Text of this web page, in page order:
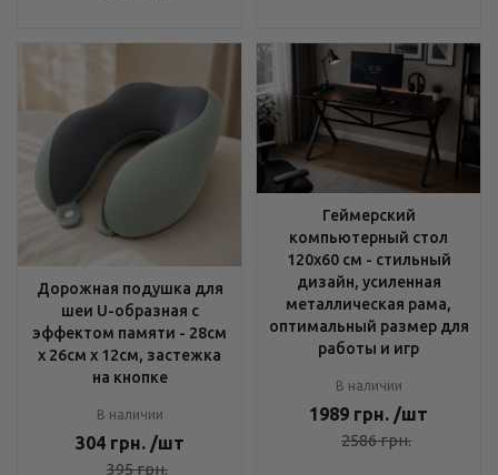
Дорожная подушка для
шеи U-образная с
эффектом памяти - 28см
х 26см х 12см, застежка
на кнопке
В наличии
304 грн. /шт
395грн.
Геймерский
компьютерный стол
120х60 см - стильный
дизайн, усиленная
металлическая рама,
оптимальный размер для
работы и игр
В наличии
1989 грн. /шт
2586грн.